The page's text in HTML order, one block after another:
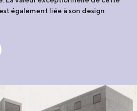
également liée à son design